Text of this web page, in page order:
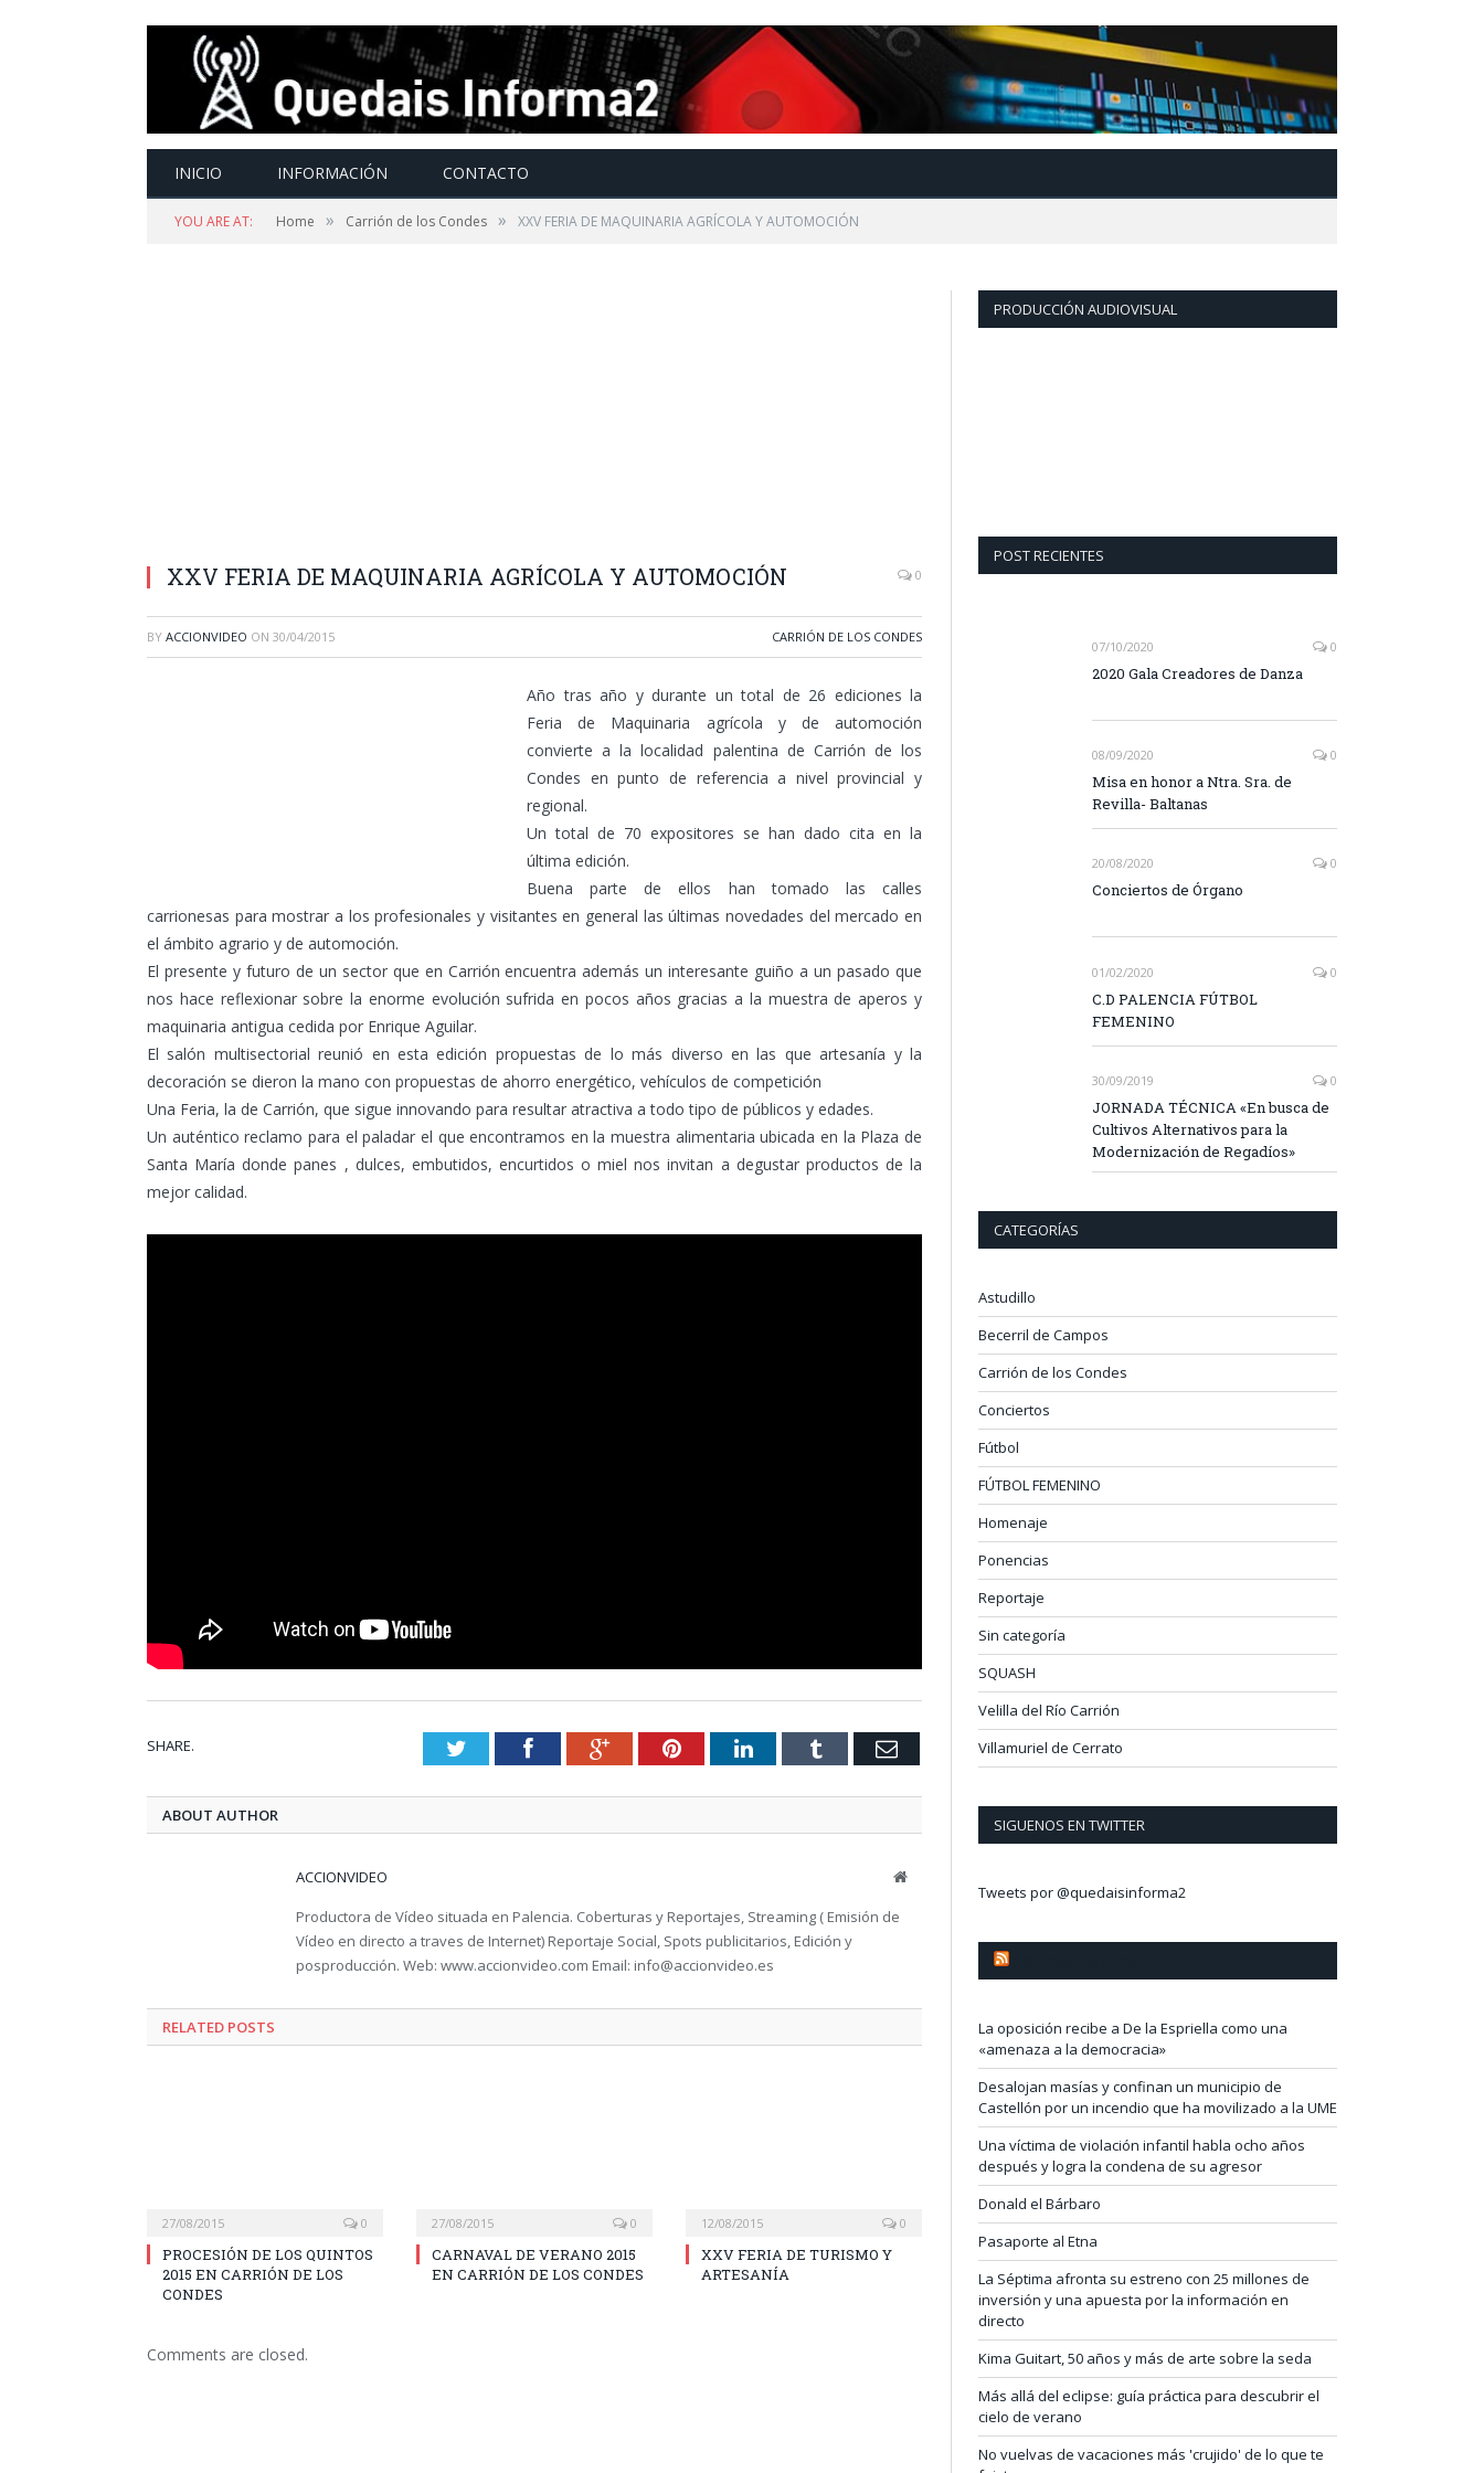
INICIO INFORMACIÓN CONTACTO
YOU ARE AT: Home » Carrión de los Condes » XXV FERIA DE MAQUINARIA AGRÍCOLA Y AUTOMOCIÓN
XXV FERIA DE MAQUINARIA AGRÍCOLA Y AUTOMOCIÓN 0
BY ACCIONVIDEO ON 30/04/2015 CARRIÓN DE LOS CONDES
Año tras año y durante un total de 26 ediciones la
Feria de Maquinaria agrícola y de automoción
convierte a la localidad palentina de Carrión de los
Condes en punto de referencia a nivel provincial y
regional.
Un total de 70 expositores se han dado cita en la
última edición.
Buena parte de ellos han tomado las calles
carrionesas para mostrar a los profesionales y visitantes en general las últimas novedades del mercado en
el ámbito agrario y de automoción.
El presente y futuro de un sector que en Carrión encuentra además un interesante guiño a un pasado que
nos hace reflexionar sobre la enorme evolución sufrida en pocos años gracias a la muestra de aperos y
maquinaria antigua cedida por Enrique Aguilar.
El salón multisectorial reunió en esta edición propuestas de lo más diverso en las que artesanía y la
decoración se dieron la mano con propuestas de ahorro energético, vehículos de competición
Una Feria, la de Carrión, que sigue innovando para resultar atractiva a todo tipo de públicos y edades.
Un auténtico reclamo para el paladar el que encontramos en la muestra alimentaria ubicada en la Plaza de
Santa María donde panes , dulces, embutidos, encurtidos o miel nos invitan a degustar productos de la
mejor calidad.
SHARE. TwitterFacebookGoogle+PinterestLinkedInTumblr Email
ABOUT AUTHOR
ACCIONVIDEO Website
Productora de Vídeo situada en Palencia. Coberturas y Reportajes, Streaming ( Emisión de
Vídeo en directo a traves de Internet) Reportaje Social, Spots publicitarios, Edición y
posproducción. Web: www.accionvideo.com Email: info@accionvideo.es
RELATED POSTS
27/08/2015 0
PROCESIÓN DE LOS QUINTOS
2015 EN CARRIÓN DE LOS
CONDES
27/08/2015 0
CARNAVAL DE VERANO 2015
EN CARRIÓN DE LOS CONDES
12/08/2015 0
XXV FERIA DE TURISMO Y
ARTESANÍA
Comments are closed.
PRODUCCIÓN AUDIOVISUAL
POST RECIENTES
07/10/2020 0
2020 Gala Creadores de Danza
08/09/2020 0
Misa en honor a Ntra. Sra. de
Revilla- Baltanas
20/08/2020 0
Conciertos de Órgano
01/02/2020 0
C.D PALENCIA FÚTBOL
FEMENINO
30/09/2019 0
JORNADA TÉCNICA «En busca de
Cultivos Alternativos para la
Modernización de Regadíos»
CATEGORÍAS
Astudillo
Becerril de Campos
Carrión de los Condes
Conciertos
Fútbol
FÚTBOL FEMENINO
Homenaje
Ponencias
Reportaje
Sin categoría
SQUASH
Velilla del Río Carrión
Villamuriel de Cerrato
SIGUENOS EN TWITTER
Tweets por @quedaisinforma2
La oposición recibe a De la Espriella como una
«amenaza a la democracia»
Desalojan masías y confinan un municipio de
Castellón por un incendio que ha movilizado a la UME
Una víctima de violación infantil habla ocho años
después y logra la condena de su agresor
Donald el Bárbaro
Pasaporte al Etna
La Séptima afronta su estreno con 25 millones de
inversión y una apuesta por la información en
directo
Kima Guitart, 50 años y más de arte sobre la seda
Más allá del eclipse: guía práctica para descubrir el
cielo de verano
No vuelvas de vacaciones más 'crujido' de lo que te